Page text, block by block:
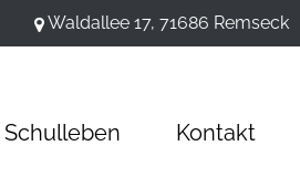
Waldallee 17, 71686 Remseck
Schulleben Kontakt